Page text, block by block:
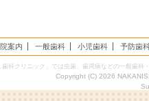
案内 一般歯科 小児歯科 予防歯
科クリニック」では虫歯、歯周病などの一般歯
Copyright (C) 2026